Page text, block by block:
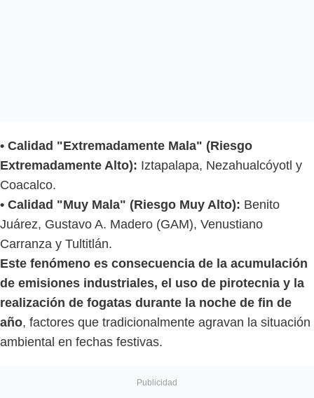
• Calidad "Extremadamente Mala" (Riesgo
Extremadamente Alto): Iztapalapa, Nezahualcóyotl y
Coacalco.
• Calidad "Muy Mala" (Riesgo Muy Alto): Benito
Juárez, Gustavo A. Madero (GAM), Venustiano
Carranza y Tultitlán.
Este fenómeno es consecuencia de la acumulación
de emisiones industriales, el uso de pirotecnia y la
realización de fogatas durante la noche de fin de
año, factores que tradicionalmente agravan la situación
ambiental en fechas festivas.